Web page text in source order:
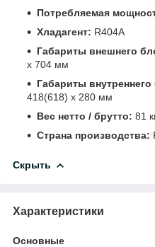
Потребляемая
Хладагент: R404A
Габариты внешнего
х 704 мм
Габариты
418(618) х 280 мм
Вес нетто / брутто: 81
Страна производства:
Скрыть
Характеристики
Основные